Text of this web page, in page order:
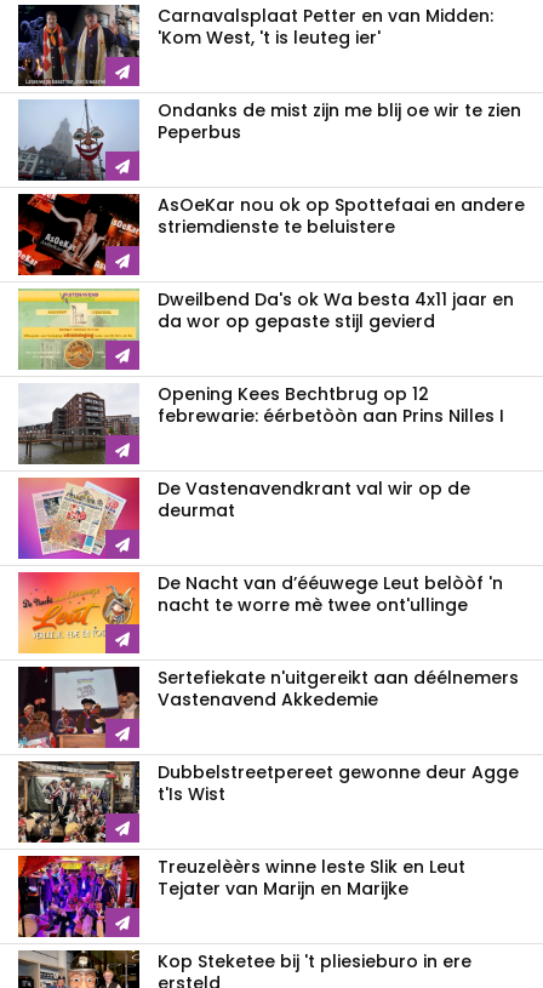
Carnavalsplaat Petter en van Midden:
'Kom West, 't is leuteg ier'
Ondanks de mist zijn me blij oe wir te zien
Peperbus
AsOeKar nou ok op Spottefaai en andere
striemdienste te beluistere
Dweilbend Da's ok Wa besta 4x11 jaar en
da wor op gepaste stijl gevierd
Opening Kees Bechtbrug op 12
febrewarie: éérbetòòn aan Prins Nilles I
De Vastenavendkrant val wir op de
deurmat
De Nacht van d’ééuwege Leut belòòf 'n
nacht te worre mè twee ont'ullinge
Sertefiekate n'uitgereikt aan déélnemers
Vastenavend Akkedemie
Dubbelstreetpereet gewonne deur Agge
t'Is Wist
Treuzelèèrs winne leste Slik en Leut
Tejater van Marijn en Marijke
Kop Steketee bij 't pliesieburo in ere